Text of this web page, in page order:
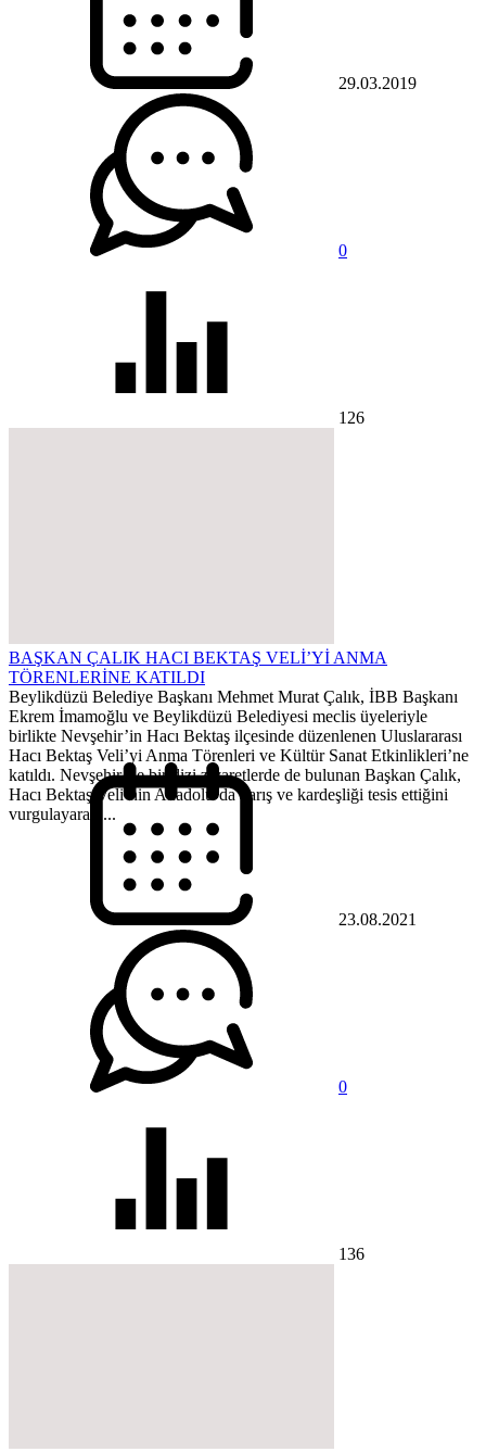
29.03.2019
0
126
BAŞKAN ÇALIK HACI BEKTAŞ VELİ’Yİ ANMA
TÖRENLERİNE KATILDI
Beylikdüzü Belediye Başkanı Mehmet Murat Çalık, İBB Başkanı
Ekrem İmamoğlu ve Beylikdüzü Belediyesi meclis üyeleriyle
birlikte Nevşehir’in Hacı Bektaş ilçesinde düzenlenen Uluslararası
Hacı Bektaş Veli’yi Anma Törenleri ve Kültür Sanat Etkinlikleri’ne
katıldı. Nevşehir’de bir dizi ziyaretlerde de bulunan Başkan Çalık,
Hacı Bektaş Veli’nin Anadolu’da barış ve kardeşliği tesis ettiğini
vurgulayarak,...
23.08.2021
0
136